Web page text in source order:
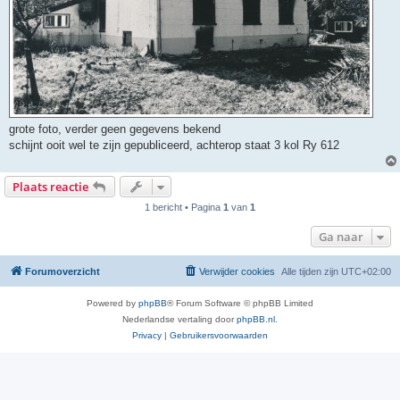
grote foto, verder geen gegevens bekend
schijnt ooit wel te zijn gepubliceerd, achterop staat 3 kol Ry 612
Plaats reactie
1 bericht • Pagina 1 van 1
Ga naar
Forumoverzicht Alle tijden zijn UTC+02:00
Verwijder cookies
Powered by phpBB® Forum Software © phpBB Limited
Nederlandse vertaling doorphpBB.nl
Privacy | Gebruikersvoorwaarden